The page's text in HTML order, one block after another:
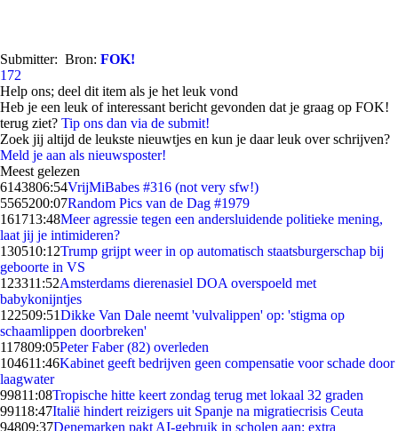
Submitter: Bron: FOK!
172
Help ons; deel dit item als je het leuk vond
Heb je een leuk of interessant bericht gevonden dat je graag op FOK!
terug ziet? Tip ons dan via de submit!
Zoek jij altijd de leukste nieuwtjes en kun je daar leuk over schrijven?
Meld je aan als nieuwsposter!
Meest gelezen
6143806:54VrijMiBabes #316 (not very sfw!)
5565200:07Random Pics van de Dag #1979
161713:48Meer agressie tegen een andersluidende politieke mening,
laat jij je intimideren?
130510:12Trump grijpt weer in op automatisch staatsburgerschap bij
geboorte in VS
123311:52Amsterdams dierenasiel DOA overspoeld met
babykonijntjes
122509:51Dikke Van Dale neemt 'vulvalippen' op: 'stigma op
schaamlippen doorbreken'
117809:05Peter Faber (82) overleden
104611:46Kabinet geeft bedrijven geen compensatie voor schade door
laagwater
99811:08Tropische hitte keert zondag terug met lokaal 32 graden
99118:47Italië hindert reizigers uit Spanje na migratiecrisis Ceuta
94809:37Denemarken pakt AI-gebruik in scholen aan: extra